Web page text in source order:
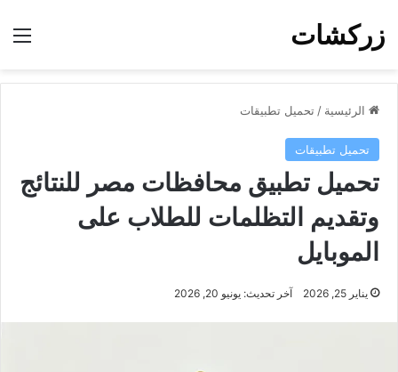
زركشات
الرئيسية / تحميل تطبيقات
تحميل تطبيقات
تحميل تطبيق محافظات مصر للنتائج
وتقديم التظلمات للطلاب على
الموبايل
يناير 25, 2026 آخر تحديث: يونيو 20, 2026